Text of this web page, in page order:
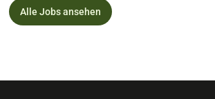
Alle Jobs ansehen